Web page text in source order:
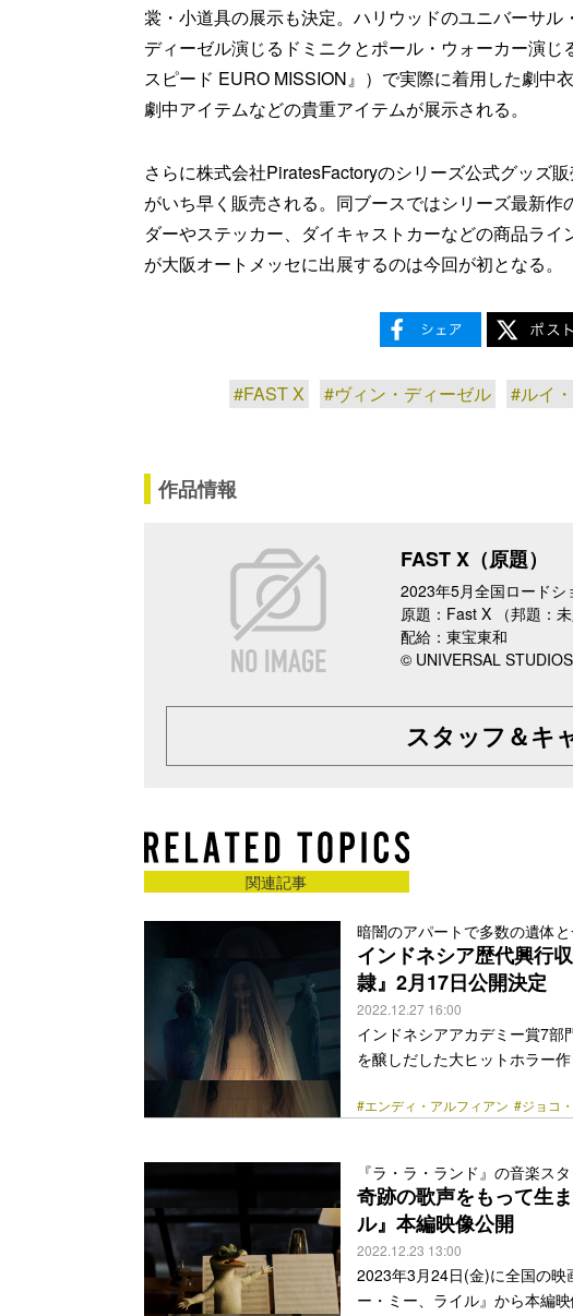
裳・小道具の展示も決定。ハリウッドのユニバーサ
ディーゼル演じるドミニクとポール・ウォーカー演
スピード EURO MISSION』）で実際に着用した劇中
劇中アイテムなどの貴重アイテムが展示される。
さらに株式会社PiratesFactoryのシリーズ公式グッズ
がいち早く販売される。同ブースではシリーズ最新
ダーやステッカー、ダイキャストカーなどの商品ラ
が大阪オートメッセに出展するのは今回が初となる。
#FAST X #ヴィン・ディーゼル #ルイ
作品情報
FAST X（原題）
2023年5月全国ロードシ
原題：Fast X （邦題：未
配給：東宝東和
© UNIVERSAL STUDIOS
スタッフ＆キ
関連記事
暗闇のアパートで多数の遺体
インドネシア歴代興行
隷』2月17日公開決定
2022.12.27 16:00
インドネシアアカデミー賞7部
を醸しだした大ヒットホラー
ことが決定した。 1980年代に
した『悪魔の奴隷』。本作は
公のリニ一家を再び襲う恐怖
href="https://bezzy.jp/2022/12/
#エンディ・アルフィアン #ジョコ
『ラ・ラ・ランド』の音楽ス
奇跡の歌声をもって生
ル』本編映像公開
2022.12.23 13:00
2023年3月24日(金)に全国の映
ー・ミー、ライル』から本編